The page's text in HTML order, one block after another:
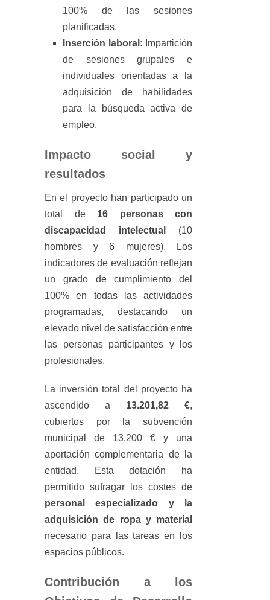
100% de las sesiones
planificadas.
Inserción laboral: Impartición
de sesiones grupales e
individuales orientadas a la
adquisición de habilidades
para la búsqueda activa de
empleo.
Impacto social y
resultados
En el proyecto han participado un
total de 16 personas con
discapacidad intelectual
(10
hombres y 6 mujeres). Los
indicadores de evaluación reflejan
un grado de cumplimiento del
100% en todas las actividades
programadas, destacando un
elevado nivel de satisfacción entre
las personas participantes y los
profesionales.
La inversión total del proyecto ha
ascendido a 13.201,82 €,
cubiertos por la subvención
municipal de 13.200 € y una
aportación complementaria de la
entidad. Esta dotación ha
permitido sufragar los costes de
personal especializado y la
adquisición de ropa y material
necesario para las tareas en los
espacios públicos.
Contribución a los